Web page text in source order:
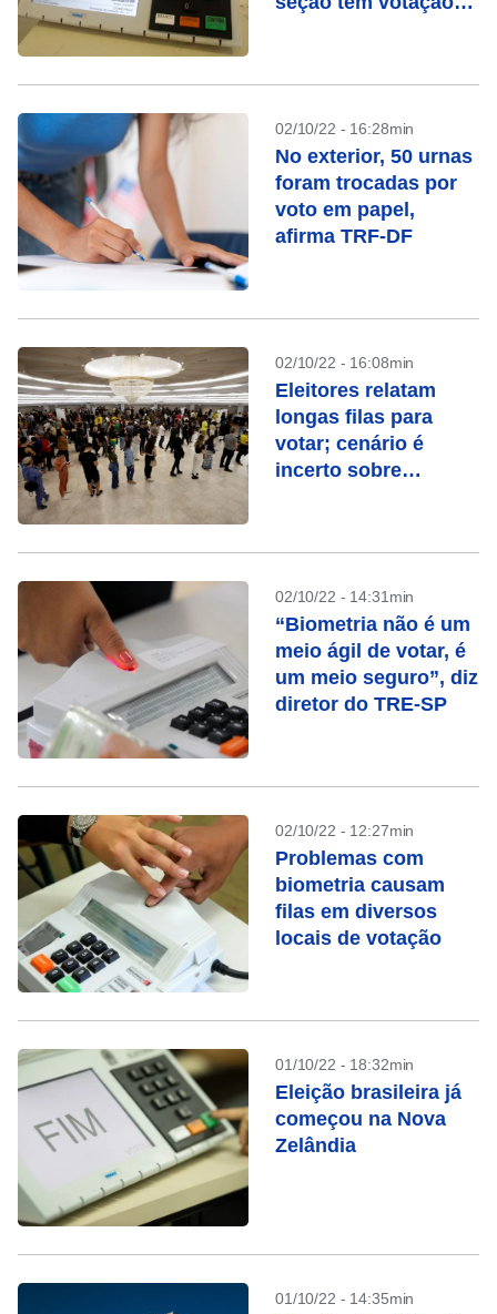
02/10/22 - 16:28min
No exterior, 50 urnas
foram trocadas por
voto em papel,
afirma TRF-DF
02/10/22 - 16:08min
Eleitores relatam
longas filas para
votar; cenário é
incerto sobre
02/10/22 - 14:31min
“Biometria não é um
meio ágil de votar, é
um meio seguro”, diz
diretor do TRE-SP
02/10/22 - 12:27min
Problemas com
biometria causam
filas em diversos
locais de votação
01/10/22 - 18:32min
Eleição brasileira já
começou na Nova
Zelândia
01/10/22 - 14:35min